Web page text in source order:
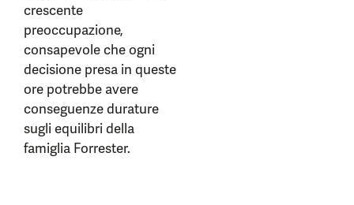
crescente
preoccupazione,
consapevole che ogni
decisione presa in queste
ore potrebbe avere
conseguenze durature
sugli equilibri della
famiglia Forrester.